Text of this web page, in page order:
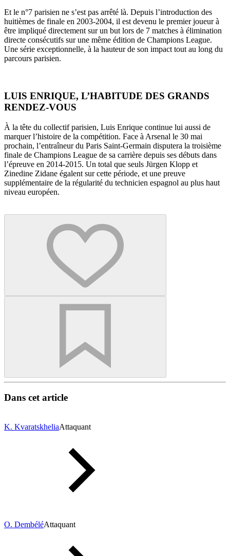
Et le n°7 parisien ne s’est pas arrêté là. Depuis l’introduction des
huitièmes de finale en 2003-2004, il est devenu le premier joueur à
être impliqué directement sur un but lors de 7 matches à élimination
directe consécutifs sur une même édition de Champions League.
Une série exceptionnelle, à la hauteur de son impact tout au long du
parcours parisien.
LUIS ENRIQUE, L’HABITUDE DES GRANDS
RENDEZ-VOUS
À la tête du collectif parisien, Luis Enrique continue lui aussi de
marquer l’histoire de la compétition. Face à Arsenal le 30 mai
prochain, l’entraîneur du Paris Saint-Germain disputera la troisième
finale de Champions League de sa carrière depuis ses débuts dans
l’épreuve en 2014-2015. Un total que seuls Jürgen Klopp et
Zinedine Zidane égalent sur cette période, et une preuve
supplémentaire de la régularité du technicien espagnol au plus haut
niveau européen.
Dans cet article
K. KvaratskheliaAttaquant
O. DembéléAttaquant